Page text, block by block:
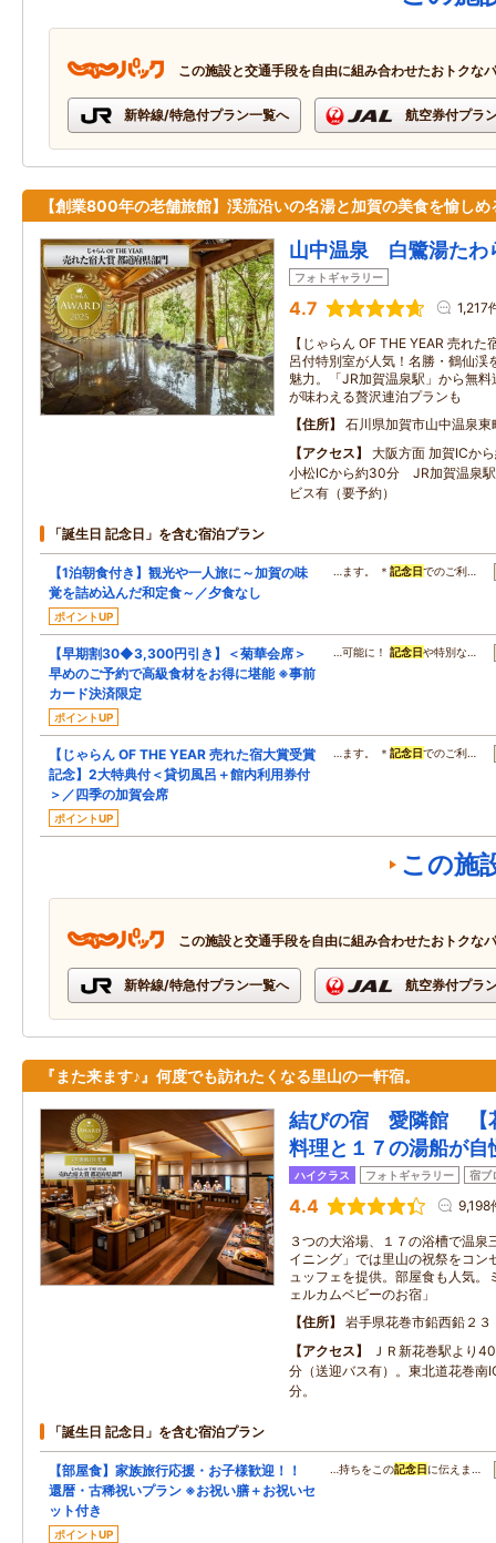
この施設と交通手段を自由に組み合わせたおトクな
新幹線/特急付プラン一覧へ 航空券付プラ
【創業800年の老舗旅館】渓流沿いの名湯と加賀の美食を愉しめ
山中温泉 白鷺湯たわ
フォトギャラリー
4.7 1,217
【じゃらん OF THE YEAR 売れ
呂付特別室が人気！名勝・鶴仙渓
魅力。「JR加賀温泉駅」から無
が味わえる贅沢連泊プランも
住所
石川県加賀市山中温泉
アクセス
大阪方面 加賀ICか
小松ICから約30分 JR加賀温泉
ビス有（要予約）
「誕生日 記念日」を含む宿泊プラン
【1泊朝食付き】観光や一人旅に～加賀の味
覚を詰め込んだ和定食～／夕食なし
ポイントUP
…ます。 ＊記念日でのご利…
【早期割30◆3,300円引き】＜菊華会席＞
早めのご予約で高級食材をお得に堪能 ※事前
カード決済限定
ポイントUP
…可能に！記念日や特別な…
【じゃらん OF THE YEAR 売れた宿大賞受賞
記念】2大特典付＜貸切風呂＋館内利用券付
＞／四季の加賀会席
ポイントUP
…ます。 ＊記念日でのご利…
この施
この施設と交通手段を自由に組み合わせたおトクな
新幹線/特急付プラン一覧へ 航空券付プラ
『また来ます♪』何度でも訪れたくなる里山の一軒宿。
結びの宿 愛隣館 【
料理と１７の湯船が自
ハイクラス フォトギャラリー 宿ブ
4.4 9,198
３つの大浴場、１７の浴槽で温泉
イニング」では里山の祝祭をコン
ュッフェを提供。部屋食も人気。
ェルカムベビーのお宿」
住所
岩手県花巻市鉛西鉛２３
アクセス
ＪＲ新花巻駅より
分（送迎バス有）。東北道花巻南
分。
「誕生日 記念日」を含む宿泊プラン
【部屋食】家族旅行応援・お子様歓迎！！
還暦・古稀祝いプラン ※お祝い膳＋お祝いセ
ット付き
ポイントUP
…持ちをこの記念日 に伝えま…